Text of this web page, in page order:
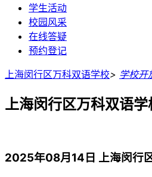
学生活动
校园风采
在线答疑
预约登记
上海闵行区万科双语学校> 学校开
上海闵行区万科双语学
2025年08月14日 上海闵行